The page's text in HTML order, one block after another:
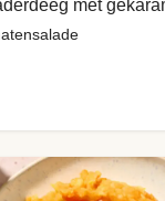
met